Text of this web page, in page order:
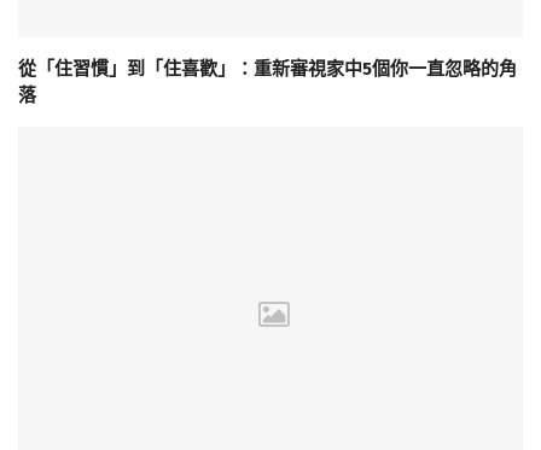
從「住習慣」到「住喜歡」：重新審視家中5個你一直忽略的角
落